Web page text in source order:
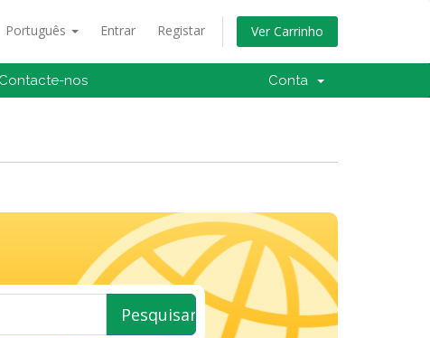
Português Entrar Registar Ver Carrinho
Contacte-nos Conta
Pesquisar